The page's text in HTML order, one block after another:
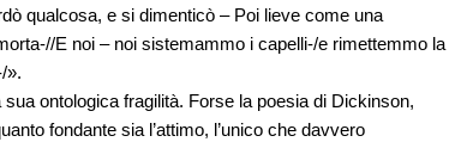
qualcosa, e si dimenticò – Poi lieve come una
E noi – noi sistemammo i capelli-/e rimettemmo la
».
ontologica fragilità. Forse la poesia di Dickinson,
fondante sia l’attimo, l’unico che davvero